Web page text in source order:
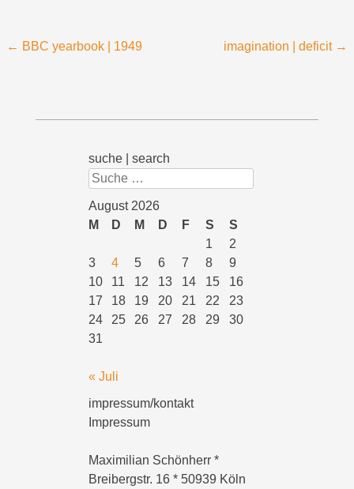
Beitragsnavigation
← BBC yearbook | 1949 imagination | deficit →
suche | search
Suchen
August 2026
M
D M D F S
S
1
2
3
4 5 6 7 8
9
10
11 12 13 14 15
16
17
18 19 20 21 22
23
24
25 26 27 28 29
30
31
« Juli
impressum/kontakt
Impressum
Maximilian Schönherr *
Breibergstr. 16 * 50939 Köln